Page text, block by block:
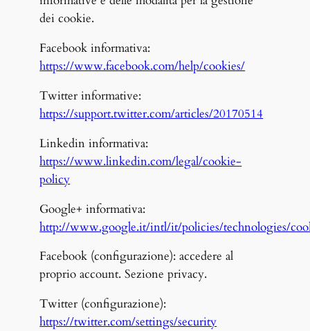
dei cookie.
Facebook informativa:
https://www.facebook.com/help/cookies/
Twitter informative:
https://support.twitter.com/articles/20170514
Linkedin informativa:
https://www.linkedin.com/legal/cookie-
policy
Google+ informativa:
http://www.google.it/intl/it/policies/technologies/
Facebook (configurazione): accedere al
proprio account. Sezione privacy.
Twitter (configurazione):
https://twitter.com/settings/security